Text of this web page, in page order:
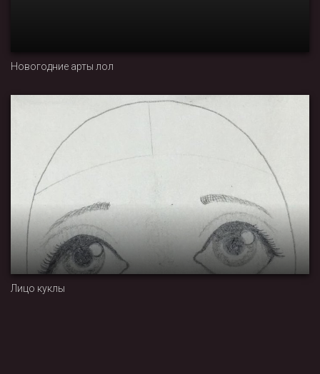
Новогодние арты лол
Лицо куклы